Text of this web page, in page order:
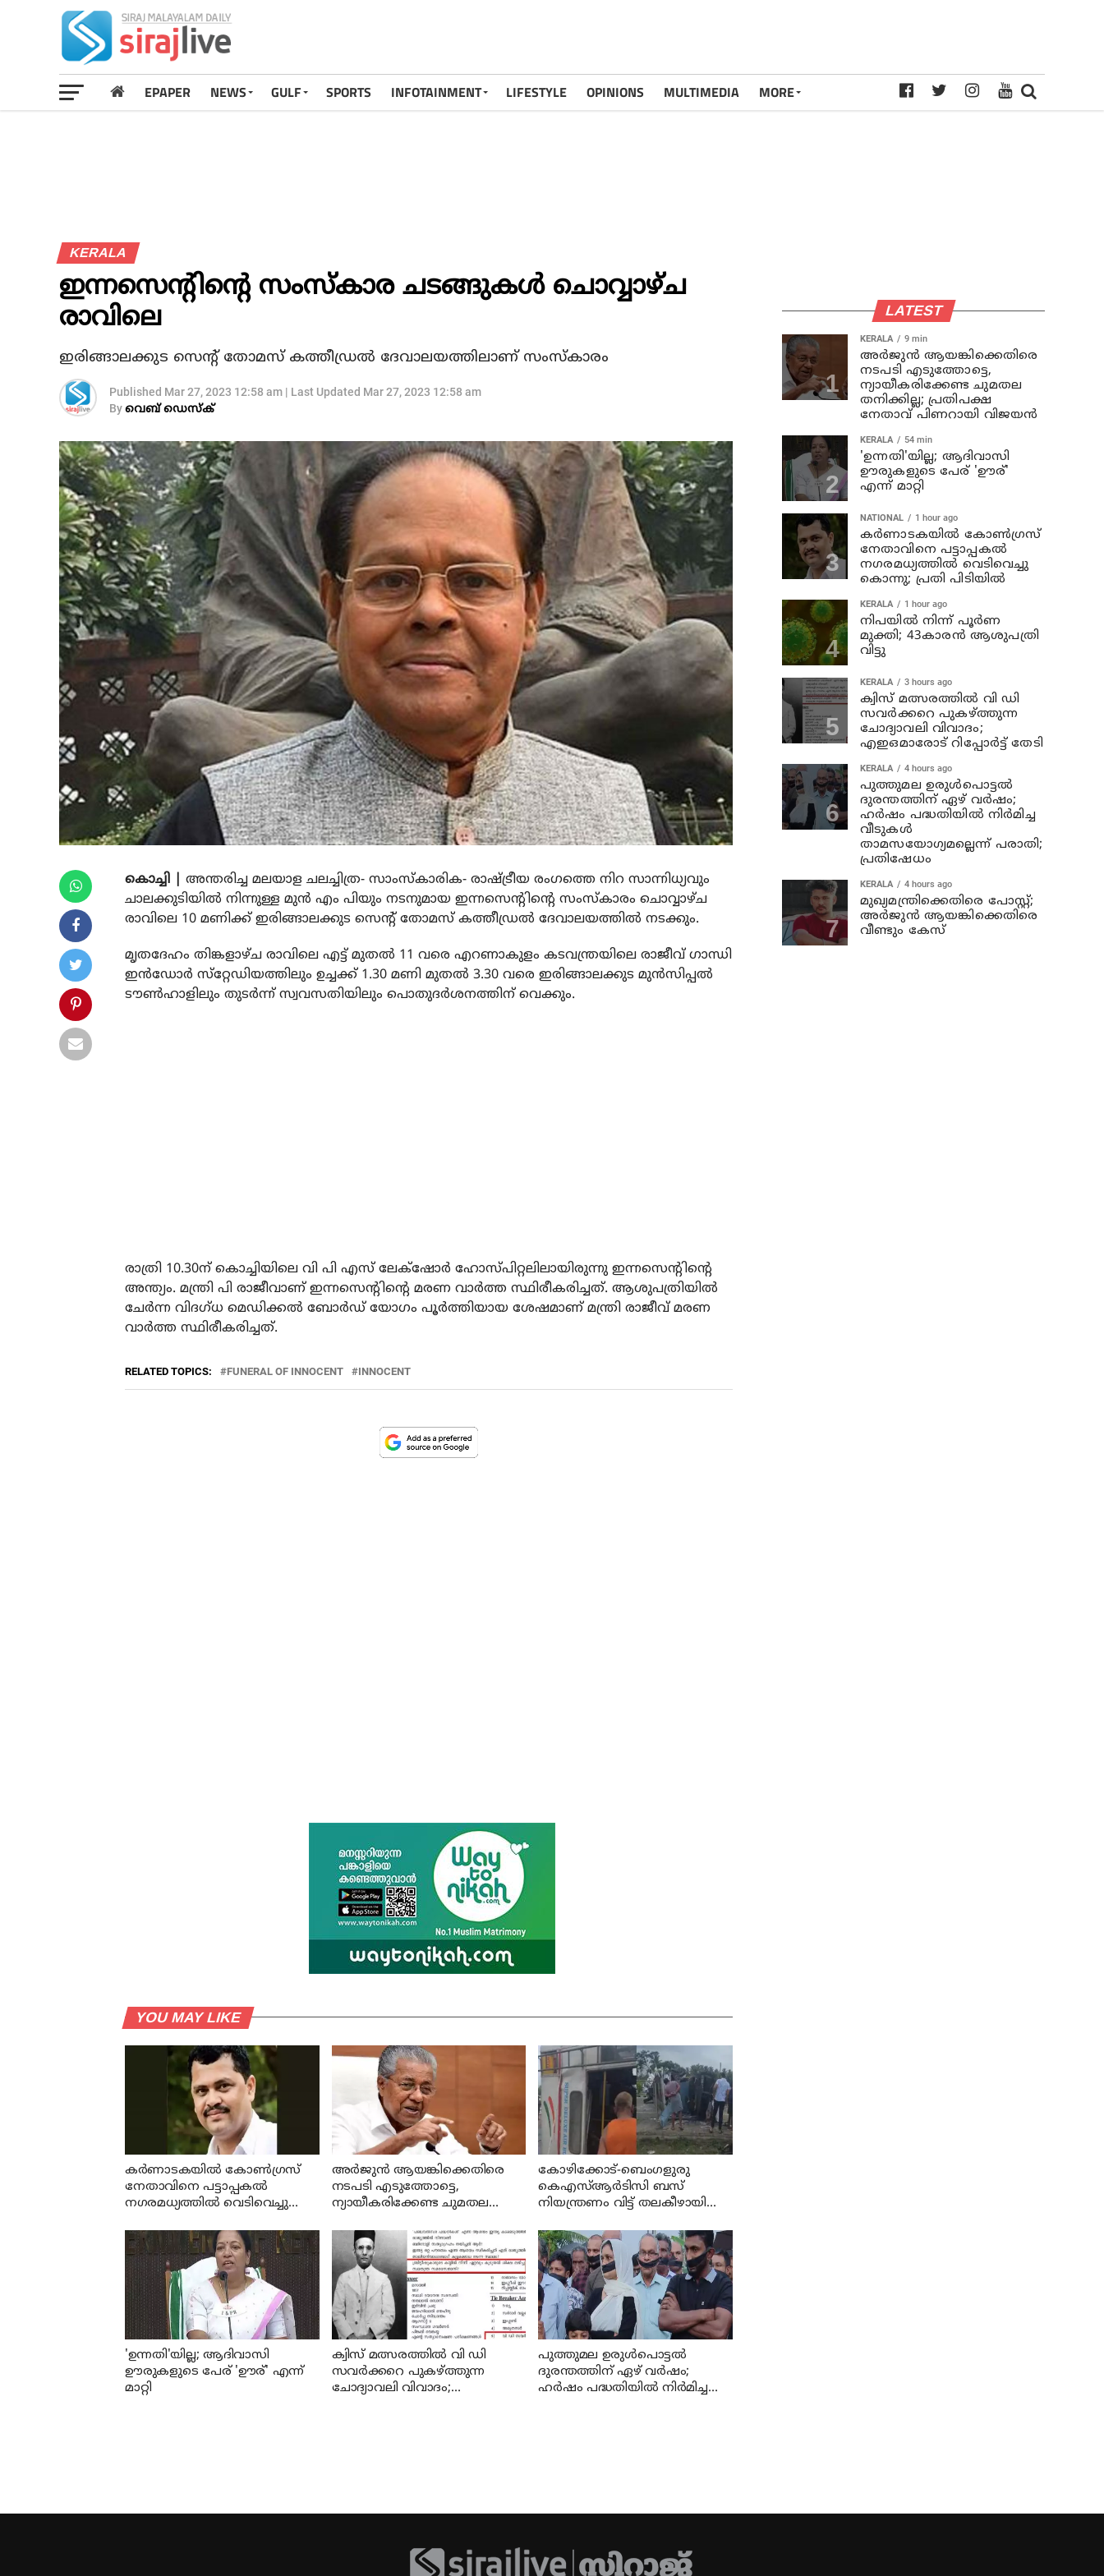
EPAPER NEWS GULF SPORTS INFOTAINMENT LIFESTYLE OPINIONS MULTIMEDIA MORE
KERALA
ഇന്നസെന്റിന്റെ സംസ്‌കാര ചടങ്ങുകള്‍ ചൊവ്വാഴ്ച
രാവിലെ
ഇരിങ്ങാലക്കുട സെന്റ് തോമസ് കത്തീഡ്രല്‍ ദേവാലയത്തിലാണ് സംസ്കാരം
Published Mar 27, 2023 12:58 am | Last Updated Mar 27, 2023 12:58 am
Byവെബ് ഡെസ്‌ക്
കൊച്ചി |
അന്തരിച്ച മലയാള ചലച്ചിത്ര- സാംസ്‌കാരിക- രാഷ്ട്രീയ രംഗത്തെ നിറ സാന്നിധ്യവും
ചാലക്കുടിയിൽ നിന്നുള്ള മുന്‍ എം പിയും നടനുമായ ഇന്നസെന്റിന്റെ സംസ്‌കാരം ചൊവ്വാഴ്ച
രാവിലെ 10 മണിക്ക് ഇരിങ്ങാലക്കുട സെന്റ് തോമസ് കത്തീഡ്രല്‍ ദേവാലയത്തില്‍ നടക്കും.
മൃതദേഹം തിങ്കളാഴ്ച രാവിലെ എട്ട് മുതല്‍ 11 വരെ എറണാകുളം കടവന്ത്രയിലെ രാജീവ് ഗാന്ധി
ഇന്‍ഡോര്‍ സ്‌റ്റേഡിയത്തിലും ഉച്ചക്ക് 1.30 മണി മുതല്‍ 3.30 വരെ ഇരിങ്ങാലക്കുട മുന്‍സിപ്പല്‍
ടൗണ്‍ഹാളിലും തുടര്‍ന്ന് സ്വവസതിയിലും പൊതുദര്‍ശനത്തിന് വെക്കും.
രാത്രി 10.30ന് കൊച്ചിയിലെ വി പി എസ് ലേക്‌ഷോര്‍ ഹോസ്പിറ്റലിലായിരുന്നു ഇന്നസെന്റിന്റെ
അന്ത്യം. മന്ത്രി പി രാജീവാണ് ഇന്നസെന്റിന്റെ മരണ വാര്‍ത്ത സ്ഥിരീകരിച്ചത്. ആശുപത്രിയില്‍
ചേര്‍ന്ന വിദഗ്ധ മെഡിക്കല്‍ ബോര്‍ഡ് യോഗം പൂര്‍ത്തിയായ ശേഷമാണ് മന്ത്രി രാജീവ് മരണ
വാര്‍ത്ത സ്ഥിരീകരിച്ചത്.
RELATED TOPICS: FUNERAL OF INNOCENT INNOCENT
YOU MAY LIKE
കര്‍ണാടകയില്‍ കോണ്‍ഗ്രസ്
നേതാവിനെ പട്ടാപ്പകല്‍
നഗരമധ്യത്തില്‍ വെടിവെച്ചു
അര്‍ജുന്‍ ആയങ്കിക്കെതിരെ
നടപടി എടുത്തോട്ടെ,
ന്യായീകരിക്കേണ്ട ചുമതല
പിണറായി വിജയന്‍
കോഴിക്കോട്-ബെംഗളുരു
കെഎസ്ആര്‍ടിസി ബസ്
നിയന്ത്രണം വിട്ട് തലകീഴായി
കണ്ടക്ടറും മരിച്ചു
'ഉന്നതി'യില്ല; ആദിവാസി
ഊരുകളുടെ പേര് 'ഊര്' എന്ന്
മാറ്റി
ക്വിസ് മത്സരത്തില്‍ വി ഡി
സവര്‍ക്കറെ പുകഴ്ത്തുന്ന
ചോദ്യാവലി വിവാദം;
പുത്തുമല ഉരുള്‍പൊട്ടല്‍
ദുരന്തത്തിന് ഏഴ് വര്‍ഷം;
ഹര്‍ഷം പദ്ധതിയില്‍ നിര്‍മിച്ച
LATEST
KERALA 9 min
അര്‍ജുന്‍ ആയങ്കിക്കെതിരെ
നടപടി എടുത്തോട്ടെ,
ന്യായീകരിക്കേണ്ട ചുമതല
തനിക്കില്ല; പ്രതിപക്ഷ
നേതാവ് പിണറായി വിജയന്‍
KERALA 54 min
'ഉന്നതി'യില്ല; ആദിവാസി
ഊരുകളുടെ പേര് 'ഊര്'
എന്ന് മാറ്റി
NATIONAL 1 hour ago
കര്‍ണാടകയില്‍ കോണ്‍ഗ്രസ്
നേതാവിനെ പട്ടാപ്പകല്‍
നഗരമധ്യത്തില്‍ വെടിവെച്ചു
കൊന്നു; പ്രതി പിടിയില്‍
KERALA 1 hour ago
നിപയില്‍ നിന്ന് പൂര്‍ണ
മുക്തി; 43കാരന്‍ ആശുപത്രി
വിട്ടു
KERALA 3 hours ago
ക്വിസ് മത്സരത്തില്‍ വി ഡി
സവര്‍ക്കറെ പുകഴ്ത്തുന്ന
ചോദ്യാവലി വിവാദം;
എഇഒമാരോട് റിപ്പോര്‍ട്ട് തേടി
KERALA 4 hours ago
പുത്തുമല ഉരുള്‍പൊട്ടല്‍
ദുരന്തത്തിന് ഏഴ് വര്‍ഷം;
ഹര്‍ഷം പദ്ധതിയില്‍ നിര്‍മിച്ച
വീടുകള്‍
താമസയോഗ്യമല്ലെന്ന് പരാതി;
പ്രതിഷേധം
KERALA 4 hours ago
മുഖ്യമന്ത്രിക്കെതിരെ പോസ്റ്റ്;
അര്‍ജുന്‍ ആയങ്കിക്കെതിരെ
വീണ്ടും കേസ്